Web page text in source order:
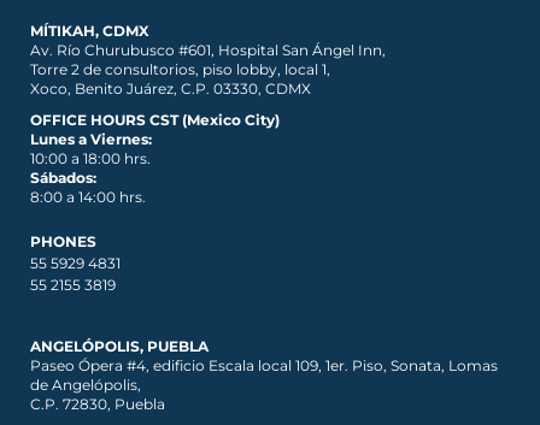
MÍTIKAH, CDMX
Av. Río Churubusco #601, Hospital San Ángel Inn,
Torre 2 de consultorios, piso lobby, local 1,
Xoco, Benito Juárez, C.P. 03330, CDMX
OFFICE HOURS CST (Mexico City)
Lunes a Viernes:
10:00 a 18:00 hrs.
Sábados:
8:00 a 14:00 hrs.
PHONES
55 5929 4831
55 2155 3819
ANGELÓPOLIS, PUEBLA
Paseo Ópera #4, edificio Escala local 109, 1er. Piso, Sonata, Lomas
de Angelópolis,
C.P. 72830, Puebla